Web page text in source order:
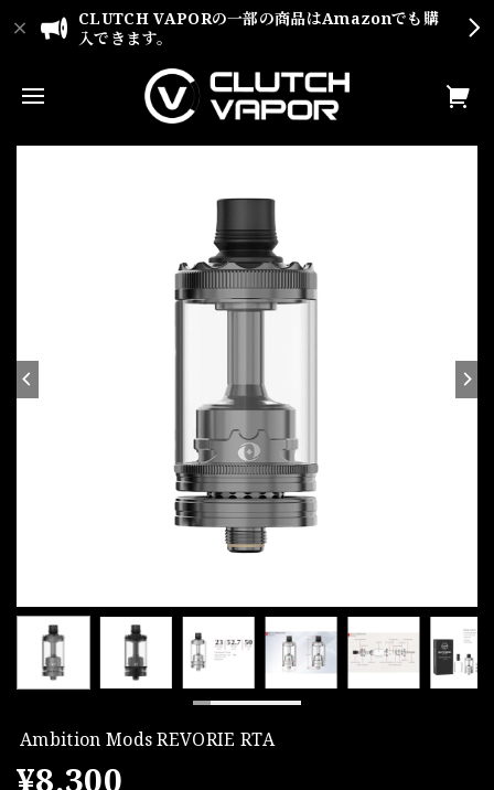
CLUTCH VAPORの一部の商品はAmazonでも購
入できます。
Ambition Mods REVORIE RTA
¥8,300